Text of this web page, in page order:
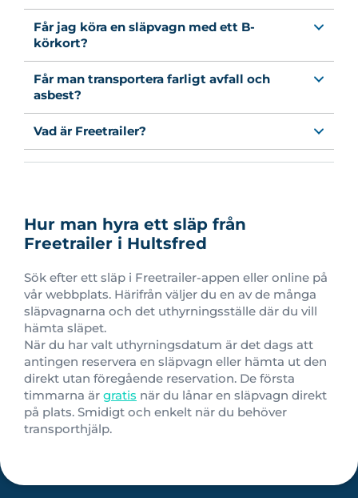
Får jag köra en släpvagn med ett B-
körkort?
Får man transportera farligt avfall och
asbest?
Vad är Freetrailer?
Hur man hyra ett släp från
Freetrailer i Hultsfred
Sök efter ett släp i Freetrailer-appen eller online på
vår webbplats. Härifrån väljer du en av de många
släpvagnarna och det uthyrningsställe där du vill
hämta släpet.
När du har valt uthyrningsdatum är det dags att
antingen reservera en släpvagn eller hämta ut den
direkt utan föregående reservation. De första
timmarna är gratis när du lånar en släpvagn direkt
på plats. Smidigt och enkelt när du behöver
transporthjälp.